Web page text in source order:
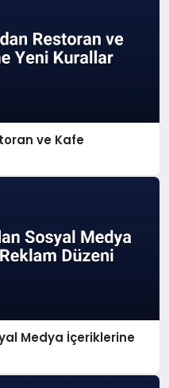
ve Kafe
Medya İçeriklerine